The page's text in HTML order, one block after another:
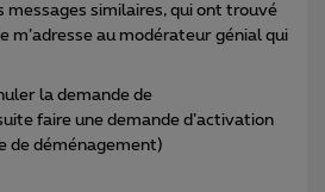
messages similaires, qui ont trouvé
m’adresse au modérateur génial qui
la demande de
faire une demande d’activation
de déménagement)